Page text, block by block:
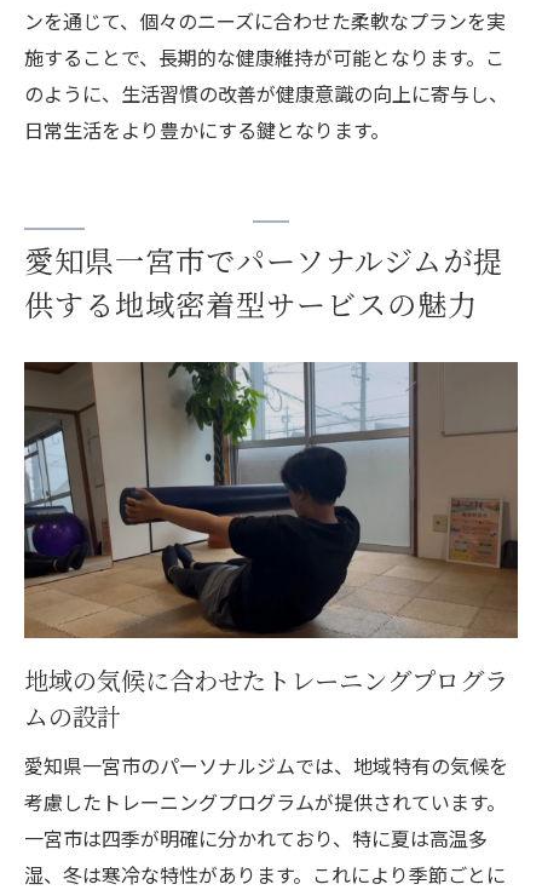
ンを通じて、個々のニーズに合わせた柔軟なプランを実
施することで、長期的な健康維持が可能となります。こ
のように、生活習慣の改善が健康意識の向上に寄与し、
日常生活をより豊かにする鍵となります。
愛知県一宮市でパーソナルジムが提
供する地域密着型サービスの魅力
地域の気候に合わせたトレーニングプログラ
ムの設計
愛知県一宮市のパーソナルジムでは、地域特有の気候を
考慮したトレーニングプログラムが提供されています。
一宮市は四季が明確に分かれており、特に夏は高温多
湿、冬は寒冷な特性があります。これにより季節ごとに